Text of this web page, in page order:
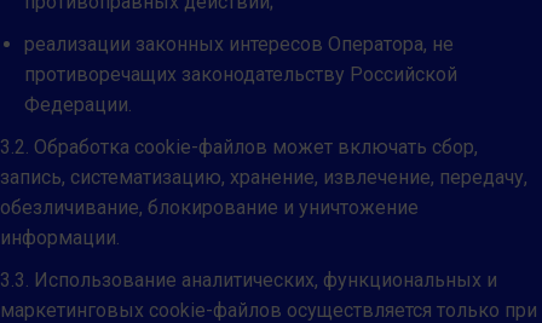
реализации законных интересов Оператора, не
противоречащих законодательству Российской
Федерации.
3.2. Обработка cookie-файлов может включать сбор,
запись, систематизацию, хранение, извлечение, передачу,
обезличивание, блокирование и уничтожение
информации.
3.3. Использование аналитических, функциональных и
маркетинговых cookie-файлов осуществляется только при